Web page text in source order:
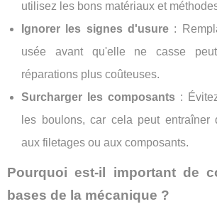
utilisez les bons matériaux et
Ignorer les signes d'usure :
usée avant qu'elle ne casse
réparations plus coûteuses.
Surcharger les composants:
les boulons, car cela peut entraîner
aux filetages ou aux composants.
Pourquoi est-il important de
bases de la mécanique ?